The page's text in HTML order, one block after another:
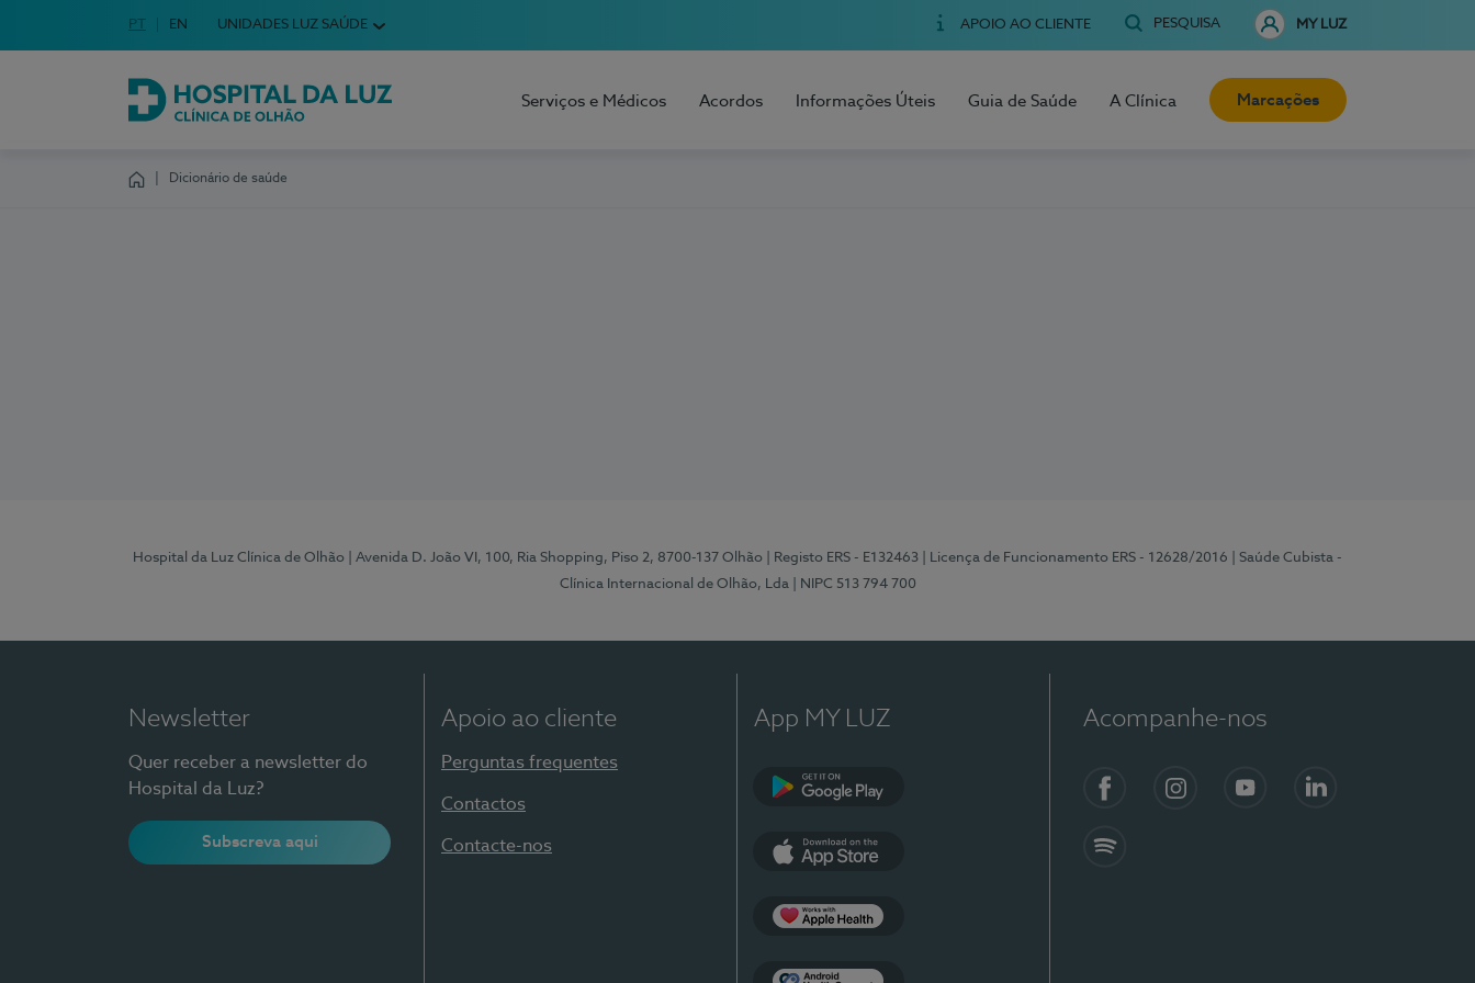
Escolha o seu idioma
Idioma em Português
PT English Language
EN UNIDADES LUZ SAÚDE APOIO AO CLIENTE PESQUISA MY LUZ
Hospital da Luz Clínica de Olhão
Serviços e Médicos Acordos Informações Úteis Guia de Saúde A Clínica Marcações
Dicionário de saúde
Hospital da Luz Clínica de Olhão | Avenida D. João VI, 100, Ria Shopping, Piso 2, 8700-137 Olhão | Registo ERS - E132463 | Licença de Funcionamento ERS - 12628/2016
| Saúde Cubista -
Clínica Internacional de Olhão, Lda
| NIPC 513 794 700
Newsletter
Quer receber a newsletter do
Hospital da Luz?
Subscreva aqui
Apoio ao cliente
Perguntas frequentes
Contactos
Contacte-nos
App MY LUZ Acompanhe-nos